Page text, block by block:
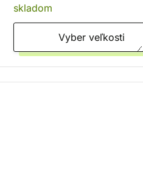
skladom
Vyber veľkosti